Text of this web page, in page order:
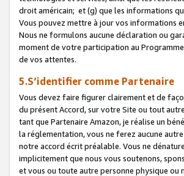
droit américain; et (g) que les informations
Vous pouvez mettre à jour vos informations
Nous ne formulons aucune déclaration ou
moment de votre participation au
de vos attentes.
5.S’identifier comme Partenaire
Vous devez faire figurer clairement et de
du présent Accord, sur votre Site ou tout
tant que Partenaire Amazon, je réalise un
la réglementation, vous ne ferez aucune
notre accord écrit préalable. Vous ne
implicitement que nous vous soutenons,
et vous ou toute autre personne physique ou